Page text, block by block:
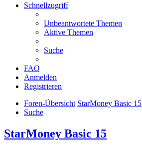
Schnellzugriff
Unbeantwortete Themen
Aktive Themen
Suche
FAQ
Anmelden
Registrieren
Foren-Übersicht StarMoney Basic 15
Suche
StarMoney Basic 15